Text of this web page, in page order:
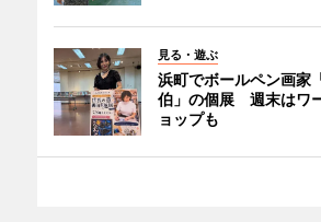
見る・遊ぶ
浜町でボールペン画家
伯」の個展 週末はワ
ョップも